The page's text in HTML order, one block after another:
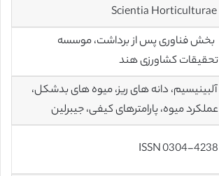
بخش فناوری پس از برداشت، موسسه
تحقیقات کشاورزی هند
آلبینیسیم، دانه های ریز، میوه های بدشکل،
عملکرد میوه، پارامترهای کیفی، جیبرلین
ISSN 0304-4238